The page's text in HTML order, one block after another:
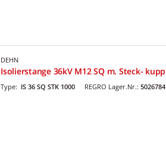
DEHN
Isolierstange 36kV M12 SQ m. Steck-
REGRO Lager.Nr.: 5026784
Type: IS 36 SQ STK 1000